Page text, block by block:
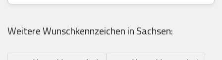
Weitere Wunschkennzeichen in Sachsen: